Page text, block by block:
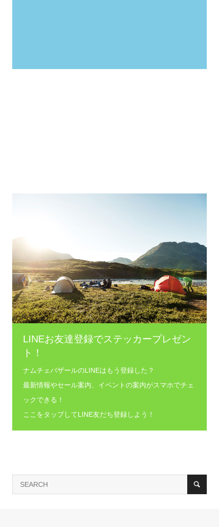
LINEお友達登録でステッカープレゼン
ト！
ナムチェバザールのLINEはもう登録した？
最新情報やセール案内、イベントの案内がスマホでチェ
ックできる！
ここをタップしてLINE友だち登録しよう！